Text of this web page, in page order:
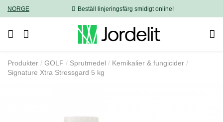
NORGE Beställ linjeringsfärg smidigt online!
Produkter GOLF Sprutmedel
Kemikalier & fungicider
Signature Xtra Stressgard 5 kg